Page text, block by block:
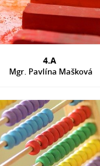
4.A
Mgr. Pavlína Mašková